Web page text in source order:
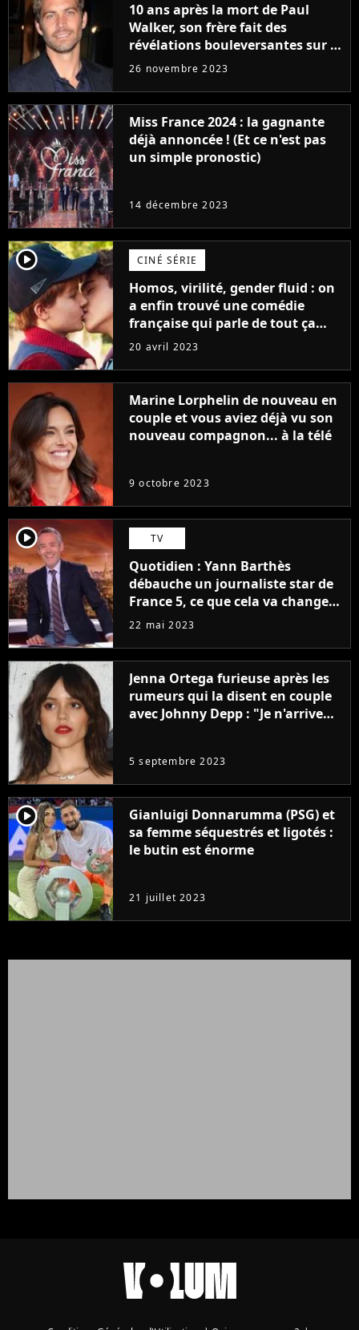
10 ans après la mort de Paul
Walker, son frère fait des
révélations bouleversantes sur la
réaction des acteurs de Fast and
26 novembre 2023
Miss France 2024 : la gagnante
déjà annoncée ! (Et ce n'est pas
un simple pronostic)
14 décembre 2023
player2 CINÉ SÉRIE
Homos, virilité, gender fluid : on
a enfin trouvé une comédie
française qui parle de tout ça
sans être super ringarde
20 avril 2023
Marine Lorphelin de nouveau en
couple et vous aviez déjà vu son
nouveau compagnon... à la télé
9 octobre 2023
player2 TV
Quotidien : Yann Barthès
débauche un journaliste star de
France 5, ce que cela va changer
à la rentrée
22 mai 2023
Jenna Ortega furieuse après les
rumeurs qui la disent en couple
avec Johnny Depp : "Je n'arrive
5 septembre 2023
player2
Gianluigi Donnarumma (PSG) et
sa femme séquestrés et ligotés :
le butin est énorme
21 juillet 2023